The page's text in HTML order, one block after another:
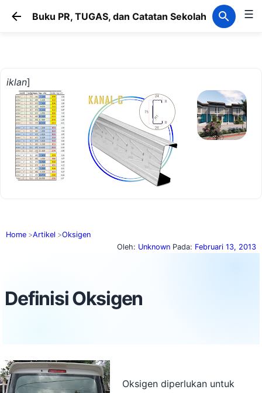
Langsung ke konten utama
Buku PR, TUGAS, dan Catatan Sekolah ☰
iklan]
Home Artikel
Oksigen
Oleh: Unknown Pada: Februari 13, 2013
Definisi Oksigen
Oksigen diperlukan untuk